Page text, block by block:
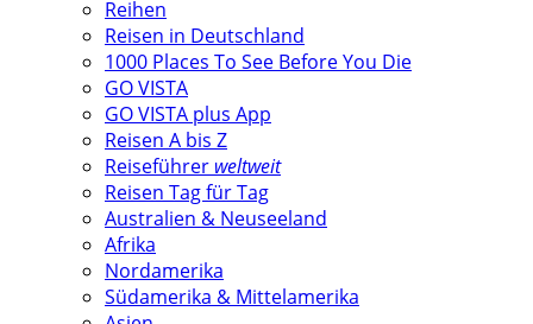
Reihen
Reisen in Deutschland
1000 Places To See Before You Die
GO VISTA
GO VISTA plus App
Reisen A bis Z
Reiseführer weltweit
Reisen Tag für Tag
Australien & Neuseeland
Afrika
Nordamerika
Südamerika & Mittelamerika